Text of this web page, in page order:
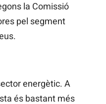
la Comissió
pel segment
energètic. A
és bastant més